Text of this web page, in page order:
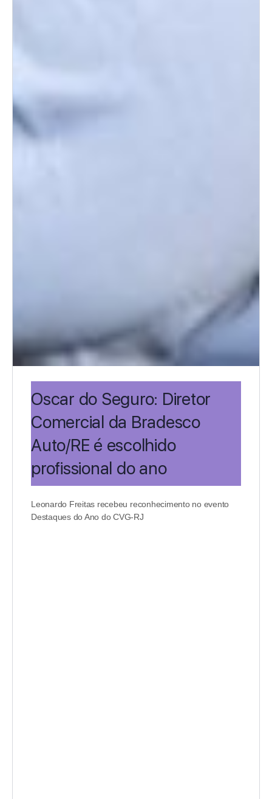
Oscar do Seguro: Diretor
Comercial da Bradesco
Auto/RE é escolhido
profissional do ano
Leonardo Freitas recebeu reconhecimento no evento
Destaques do Ano do CVG-RJ